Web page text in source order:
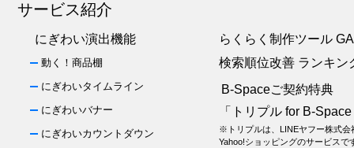
サービス紹介
にぎわい演出機能
動く！商品棚
にぎわいタイムライン
にぎわいバナー
にぎわいカウントダウン
らくらく制作ツール
検索順位改善 ランキン
B-Spaceご契約特典
「トリプル for B-
※トリプルは、LINEヤフー株式会
Yahoo!ショッピングのサービスで